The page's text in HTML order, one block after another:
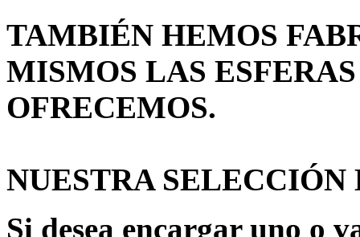
TAMBIÉN HEMOS
MISMOS LAS
OFRECEMOS.
NUESTRA
Si desea encargar uno o